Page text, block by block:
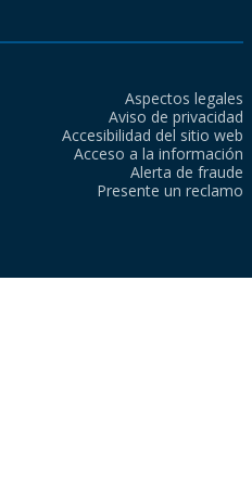
Aspectos legales
Aviso de privacidad
Accesibilidad del sitio web
Acceso a la información
Alerta de fraude
Presente un reclamo